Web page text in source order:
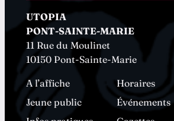
UTOPIA
PONT-SAINTE-MARIE
11 Rue du Moulinet
10150 Pont-Sainte-Marie
A l’affiche
Horaires
Jeune public
Événements